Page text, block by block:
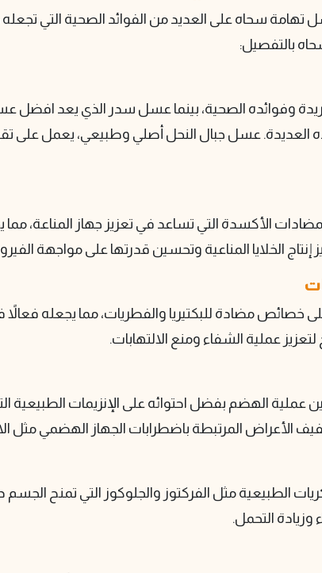
سحاه على العديد من الفوائد الصحية التي تجعله
بالتفصيل:
وفوائده الصحية، بينما عسل سدر الذي يعد افضل
العديدة. عسل جبال النحل أصلي وطبيعي، يعمل
الأكسدة التي تساعد في تعزيز جهاز المناعة، مما
الخلايا المناعية وتحسين قدرتها على مواجهة
خصائص مضادة للبكتيريا والفطريات، مما يجعله
عملية الشفاء ومنع الالتهابات.
الهضم بفضل احتوائه على الإنزيمات الطبيعية
الأعراض المرتبطة باضطرابات الجهاز الهضمي مثل
الطبيعية مثل الفركتوز والجلوكوز التي تمنح
وزيادة التحمل.